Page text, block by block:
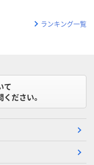
ランキング一覧
て
ださい。